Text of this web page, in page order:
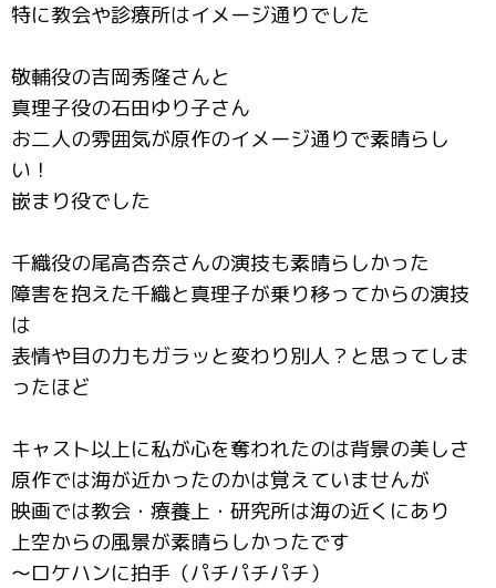
特に教会や診療所はイメージ通りでした
敬輔役の吉岡秀隆さんと
真理子役の石田ゆり子さん
お二人の雰囲気が原作のイメージ通りで素晴らし
い！
嵌まり役でした
千織役の尾高杏奈さんの演技も素晴らしかった
障害を抱えた千織と真理子が乗り移ってからの演技
は
表情や目の力もガラッと変わり別人？と思ってしま
ったほど
キャスト以上に私が心を奪われたのは背景の美しさ
原作では海が近かったのかは覚えていませんが
映画では教会・療養上・研究所は海の近くにあり
上空からの風景が素晴らしかったです
～ロケハンに拍手（パチパチパチ）